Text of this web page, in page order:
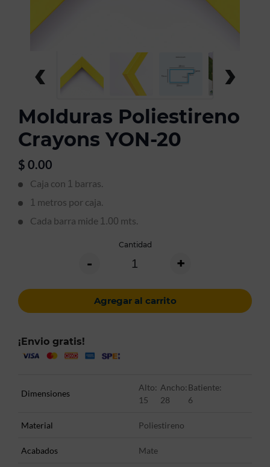
‹ ›
Molduras Poliestireno
Crayons YON-20
$ 0.00
Caja con 1 barras.
1 metros por caja.
Cada barra mide 1.00 mts.
Cantidad
- +
Agregar al carrito
¡Envio gratis!
Dimensiones
Alto:
15
Ancho:
28
Batiente:
6
Material Poliestireno
Acabados Mate